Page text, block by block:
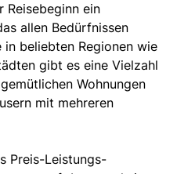
Reisebeginn ein
allen Bedürfnissen
in beliebten Regionen wie
gibt es eine Vielzahl
Wohnungen
mit mehreren
Preis-Leistungs-